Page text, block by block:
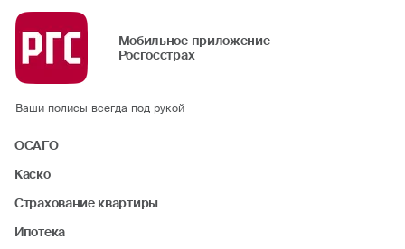
Мобильное приложение
Росгосстрах
Ваши полисы всегда под рукой
ОСАГО
Каско
Страхование квартиры
Ипотека